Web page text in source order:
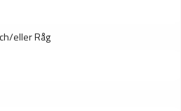
eller Råg